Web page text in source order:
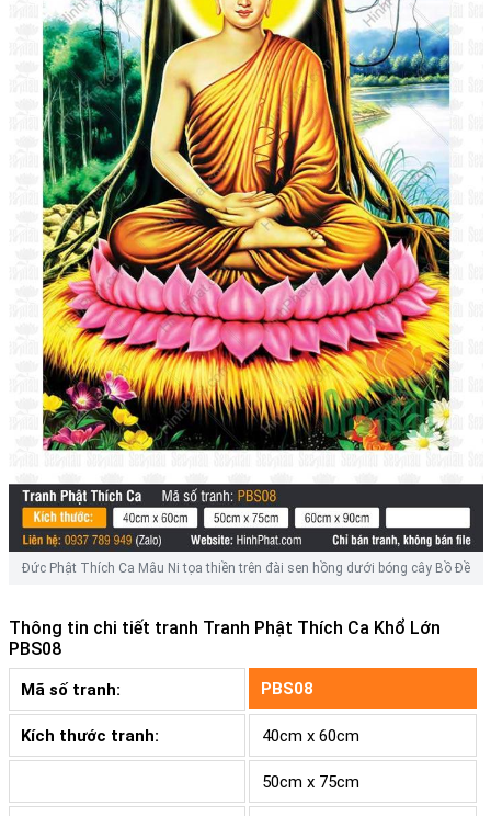
Đức Phật Thích Ca Mâu Ni tọa thiền trên đài sen hồng dưới bóng cây Bồ Đề
Thông tin chi tiết tranh Tranh Phật Thích Ca Khổ Lớn
PBS08
Mã số tranh: PBS08
Kích thước tranh: 40cm x 60cm
50cm x 75cm